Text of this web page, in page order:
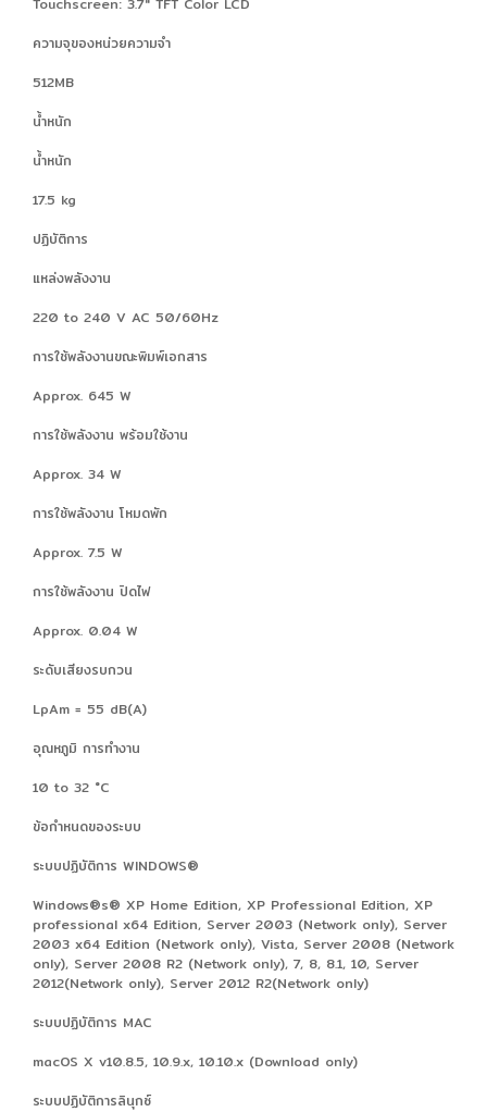
ความจุของหน่วยความจำ
512MB
น้ำหนัก
น้ำหนัก
17.5 kg
ปฏิบัติการ
แหล่งพลังงาน
220 to 240 V AC 50/60Hz
การใช้พลังงานขณะพิมพ์เอกสาร
Approx. 645 W
การใช้พลังงาน พร้อมใช้งาน
Approx. 34 W
การใช้พลังงาน โหมดพัก
Approx. 7.5 W
การใช้พลังงาน ปิดไฟ
Approx. 0.04 W
ระดับเสียงรบกวน
LpAm = 55 dB(A)
อุณหภูมิ การทำงาน
10 to 32 °C
ข้อกำหนดของระบบ
ระบบปฏิบัติการ WINDOWS®
Windows®s® XP Home Edition, XP Professional Edition, XP
professional x64 Edition, Server 2003 (Network only), Server
2003 x64 Edition (Network only), Vista, Server 2008 (Network
only), Server 2008 R2 (Network only), 7, 8, 8.1, 10, Server
2012(Network only), Server 2012 R2(Network only)
ระบบปฏิบัติการ MAC
macOS X v10.8.5, 10.9.x, 10.10.x (Download only)
ระบบปฏิบัติการลินุกซ์